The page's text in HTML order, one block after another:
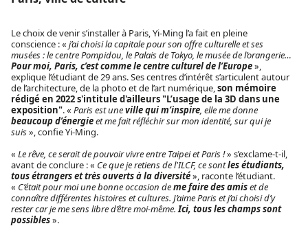
Le choix de venir s’installer à Paris, Yi-Ming l’a fait en pleine
conscience : « j’ai choisi la capitale pour son offre culturelle et ses
musées : le centre Pompidou, le Palais de Tokyo, le musée de l’orangerie…
Pour moi, Paris, c’est comme le centre culturel de l’Europe»,
explique l’étudiant de 29 ans. Ses centres d’intérêt s’articulent autour
de l’architecture, de la photo et de l’art numérique,son mémoire
rédigé en 2022 s'intitule d'ailleurs "L’usage de la 3D dans une
exposition". « Paris est uneville qui m’inspire, elle me donne
beaucoup d’énergieet me fait réfléchir sur mon identité, sur qui je
suis», confie Yi-Ming.
« Le rêve, ce serait de pouvoir vivre entre Taipei et Paris !» s’exclame-t-il,
avant de conclure : « Ce que je retiens de l'ILCF, ce sontles étudiants,
tous étrangers et très ouverts à la diversité», raconte l’étudiant.
« C’était pour moi une bonne occasion deme faire des amiset de
connaître différentes histoires et cultures. J’aime Paris et j’ai choisi d’y
rester car je me sens libre d’être moi-même.Ici, tous les champs sont
possibles».